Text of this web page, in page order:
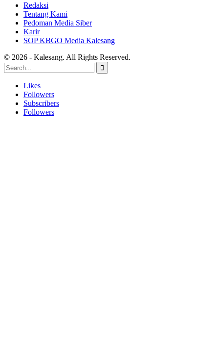
Redaksi
Tentang Kami
Pedoman Media Siber
Karir
SOP KBGO Media Kalesang
© 2026 - Kalesang. All Rights Reserved.
Likes
Followers
Subscribers
Followers